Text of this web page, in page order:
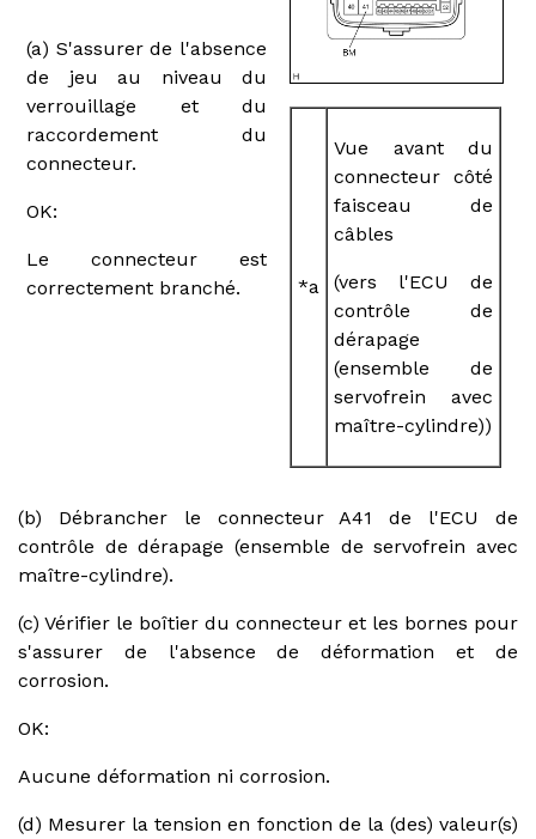
(a) S'assurer de l'absence
de jeu au niveau du
verrouillage et du
raccordement du
connecteur.
OK:
Le connecteur est
correctement branché.
*a
Vue avant du
connecteur côté
faisceau de
câbles
(vers l'ECU de
contrôle de
dérapage
(ensemble de
servofrein avec
maître-cylindre))
(b) Débrancher le connecteur A41 de l'ECU de
contrôle de dérapage (ensemble de servofrein avec
maître-cylindre).
(c) Vérifier le boîtier du connecteur et les bornes pour
s'assurer de l'absence de déformation et de
corrosion.
OK:
Aucune déformation ni corrosion.
(d) Mesurer la tension en fonction de la (des) valeur(s)